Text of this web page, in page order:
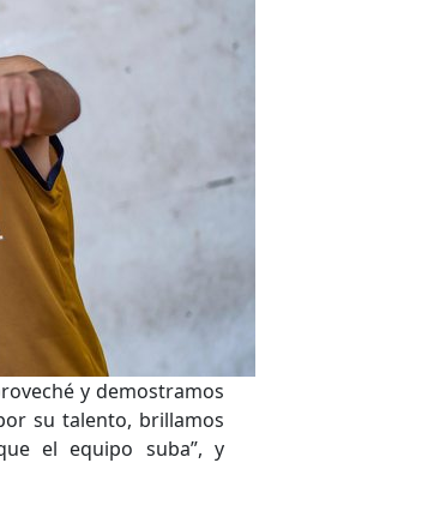
y demostramos
su talento, brillamos
el equipo suba”, y